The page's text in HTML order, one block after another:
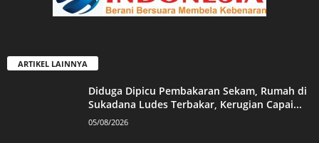
ARTIKEL LAINNYA
Diduga Dipicu Pembakaran Sekam, Rumah di
Sukadana Ludes Terbakar, Kerugian Capai...
05/08/2026